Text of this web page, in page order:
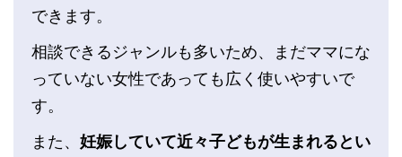
できます。
相談できるジャンルも多いため、まだママにな
っていない女性であっても広く使いやすいで
す。
また、 妊娠していて近々子どもが生まれるとい